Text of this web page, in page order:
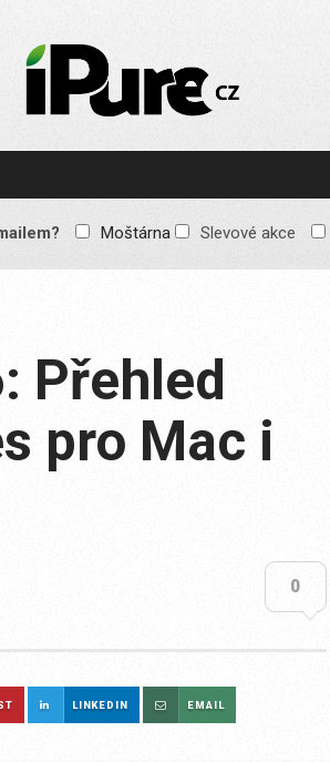
IPURE.CZ
Prémiový Apple e-
reklamy, žádné
obsah pro všechny
Moštárna Slevové akce
Přehled
pro Mac i
0
LINKEDIN EMAIL